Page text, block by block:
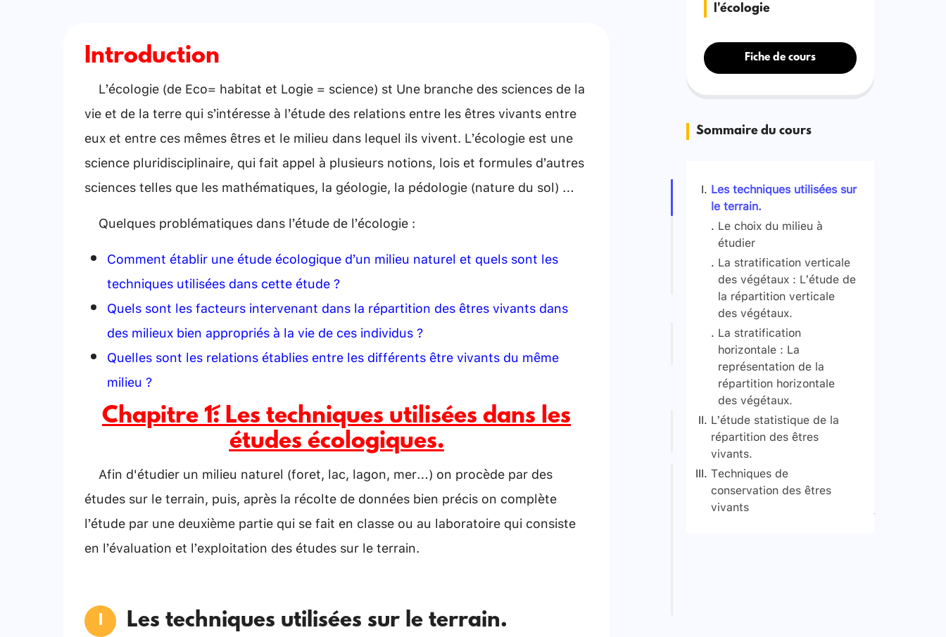
Introduction
L’écologie (de Eco= habitat et Logie = science) st Une branche des sciences de la
vie et de la terre qui s’intéresse à l’étude des relations entre les êtres vivants entre
eux et entre ces mêmes êtres et le milieu dans lequel ils vivent. L’écologie est une
science pluridisciplinaire, qui fait appel à plusieurs notions, lois et formules d’autres
sciences telles que les mathématiques, la géologie, la pédologie (nature du sol) …
Quelques problématiques dans l’étude de l’écologie :
Comment établir une étude écologique d’un milieu naturel et quels sont les
techniques utilisées dans cette étude ?
Quels sont les facteurs intervenant dans la répartition des êtres vivants dans
des milieux bien appropriés à la vie de ces individus ?
Quelles sont les relations établies entre les différents être vivants du même
milieu ?
Chapitre 1 : Les techniques utilisées dans les
études écologiques.
Afin d'étudier un milieu naturel (foret, lac, lagon, mer…) on procède par des
études sur le terrain, puis, après la récolte de données bien précis on complète
l’étude par une deuxième partie qui se fait en classe ou au laboratoire qui consiste
en l’évaluation et l’exploitation des études sur le terrain.
Les techniques utilisées sur le terrain.
l'écologie
Fiche de cours
Sommaire du cours
Les techniques utilisées sur
le terrain.
Le choix du milieu à
étudier
La stratification verticale
des végétaux : L’étude de
la répartition verticale
des végétaux.
La stratification
horizontale : La
représentation de la
répartition horizontale
des végétaux.
L’étude statistique de la
répartition des êtres
vivants.
L’étude statistique des
végétaux
Déterminer la surface de
L’étude statistique des
Techniques de
conservation des êtres
vivants